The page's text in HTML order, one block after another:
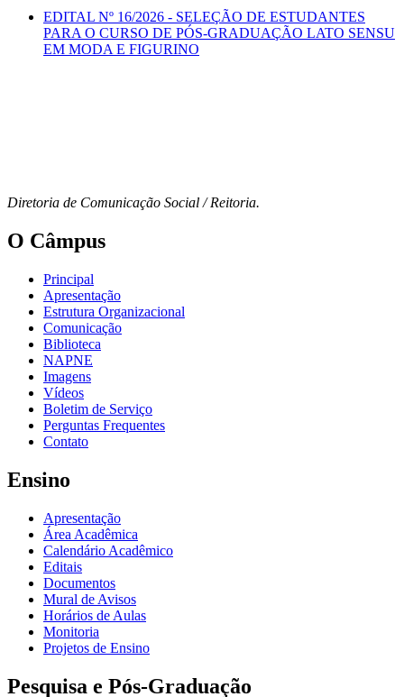
EDITAL Nº 16/2026 - SELEÇÃO DE ESTUDANTES
PARA O CURSO DE PÓS-GRADUAÇÃO LATO SENSU
EM MODA E FIGURINO
Diretoria de Comunicação Social / Reitoria.
O Câmpus
Principal
Apresentação
Estrutura Organizacional
Comunicação
Biblioteca
NAPNE
Imagens
Vídeos
Boletim de Serviço
Perguntas Frequentes
Contato
Ensino
Apresentação
Área Acadêmica
Calendário Acadêmico
Editais
Documentos
Mural de Avisos
Horários de Aulas
Monitoria
Projetos de Ensino
Pesquisa e Pós-Graduação